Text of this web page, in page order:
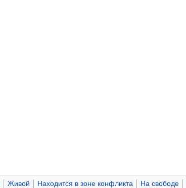
Живой Находится в зоне конфликта На свободе